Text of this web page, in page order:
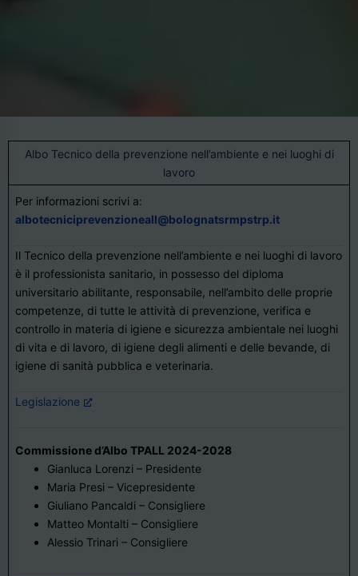
Albo Tecnico della prevenzione nell’ambiente e nei luoghi di
lavoro
Per informazioni scrivi a:
albotecniciprevenzioneall@bolognatsrmpstrp.it
Il Tecnico della prevenzione nell’ambiente e nei luoghi di lavoro
è il professionista sanitario, in possesso del diploma
universitario abilitante, responsabile, nell’ambito delle proprie
competenze, di tutte le attività di prevenzione, verifica e
controllo in materia di igiene e sicurezza ambientale nei luoghi
di vita e di lavoro, di igiene degli alimenti e delle bevande, di
igiene di sanità pubblica e veterinaria.
Legislazione
Commissione d’Albo TPALL 2024-2028
Gianluca Lorenzi – Presidente
Maria Presi – Vicepresidente
Giuliano Pancaldi – Consigliere
Matteo Montalti – Consigliere
Alessio Trinari – Consigliere